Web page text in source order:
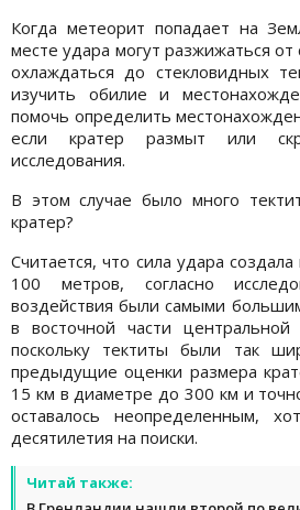
Когда метеорит попадает на
месте удара могут разжижаться
охлаждаться до стекловидных
изучить обилие и
помочь определить
если кратер размыт или
исследования.
В этом случае было много
кратер?
Считается, что сила удара
100 метров, согласно
воздействия были самыми
в восточной части
поскольку тектиты были так
предыдущие оценки размера
15 км в диаметре до 300 км и
оставалось неопределенным,
десятилетия на поиски.
Читай также: